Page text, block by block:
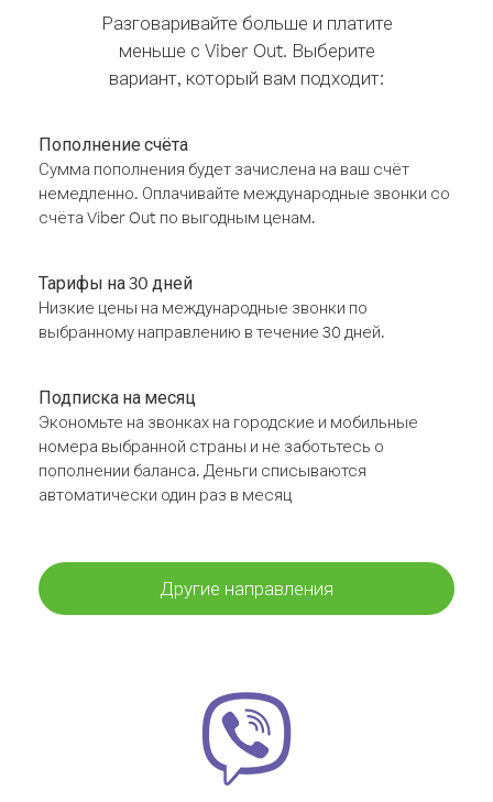
Разговаривайте больше и платите
меньше с Viber Out. Выберите
вариант, который вам подходит:
Пополнение счёта
Сумма пополнения будет зачислена на ваш счёт
немедленно. Оплачивайте международные звонки со
счёта Viber Out по выгодным ценам.
Тарифы на 30 дней
Низкие цены на международные звонки по
выбранному направлению в течение 30 дней.
Подписка на месяц
Экономьте на звонках на городские и мобильные
номера выбранной страны и не заботьтесь о
пополнении баланса. Деньги списываются
автоматически один раз в месяц
Другие направления